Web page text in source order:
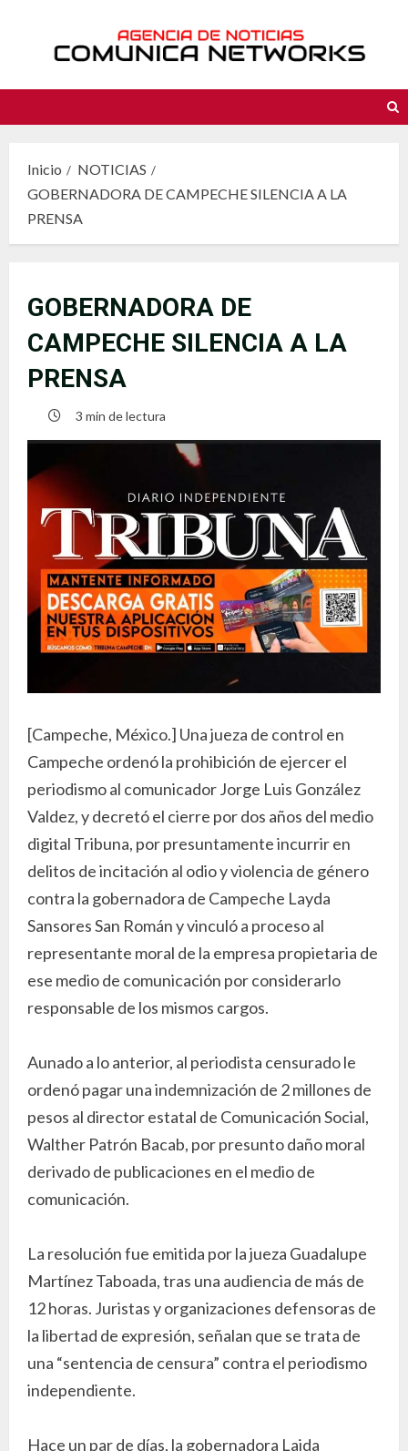
contenido
Inicio
NOTICIAS
GOBERNADORA DE CAMPECHE SILENCIA A LA
PRENSA
GOBERNADORA DE
CAMPECHE SILENCIA A LA
PRENSA
3 min de lectura
[Campeche, México.] Una jueza de control en
Campeche ordenó la prohibición de ejercer el
periodismo al comunicador Jorge Luis González
Valdez, y decretó el cierre por dos años del medio
digital Tribuna, por presuntamente incurrir en
delitos de incitación al odio y violencia de género
contra la gobernadora de Campeche Layda
Sansores San Román y vinculó a proceso al
representante moral de la empresa propietaria de
ese medio de comunicación por considerarlo
responsable de los mismos cargos.
Aunado a lo anterior, al periodista censurado le
ordenó pagar una indemnización de 2 millones de
pesos al director estatal de Comunicación Social,
Walther Patrón Bacab, por presunto daño moral
derivado de publicaciones en el medio de
comunicación.
La resolución fue emitida por la jueza Guadalupe
Martínez Taboada, tras una audiencia de más de
12 horas. Juristas y organizaciones defensoras de
la libertad de expresión, señalan que se trata de
una “sentencia de censura” contra el periodismo
independiente.
Hace un par de días, la gobernadora Laida